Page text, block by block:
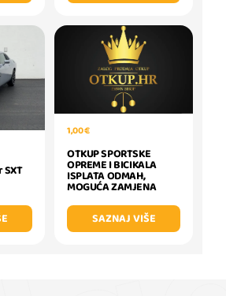
1,00 €
OTKUP SPORTSKE
OPREME I BICIKALA
ISPLATA ODMAH,
MOGUĆA ZAMJENA
SAZNAJ VIŠE